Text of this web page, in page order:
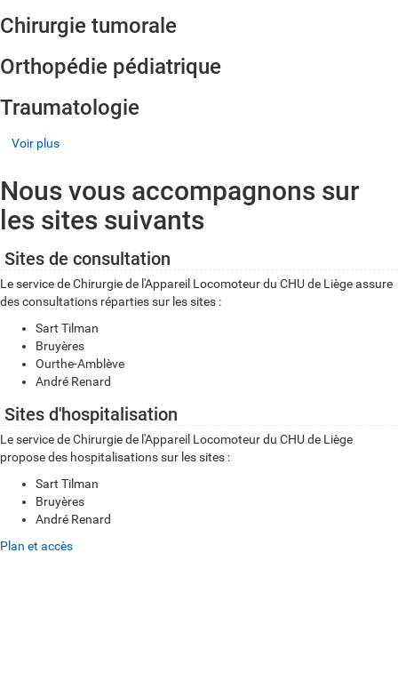
Chirurgie tumorale
Orthopédie pédiatrique
Traumatologie
Voir plus
Nous vous accompagnons sur
les sites suivants
Sites de consultation
Le service de Chirurgie de l'Appareil Locomoteur du CHU de Liège assure
des consultations réparties sur les sites :
Sart Tilman
Bruyères
Ourthe-Amblève
André Renard
Sites d'hospitalisation
Le service de Chirurgie de l'Appareil Locomoteur du CHU de Liège
propose des hospitalisations sur les sites :
Sart Tilman
Bruyères
André Renard
Plan et accès